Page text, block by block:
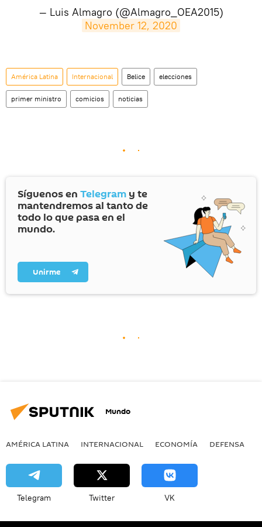
— Luis Almagro (@Almagro_OEA2015)
November 12, 2020
América Latina Internacional Belice elecciones
primer ministro comicios noticias
Síguenos en Telegram y te
mantendremos al tanto de
todo lo que pasa en el
mundo.
Unirme
Mundo
AMÉRICA LATINA INTERNACIONAL ECONOMÍA DEFENSA
Telegram Twitter VK